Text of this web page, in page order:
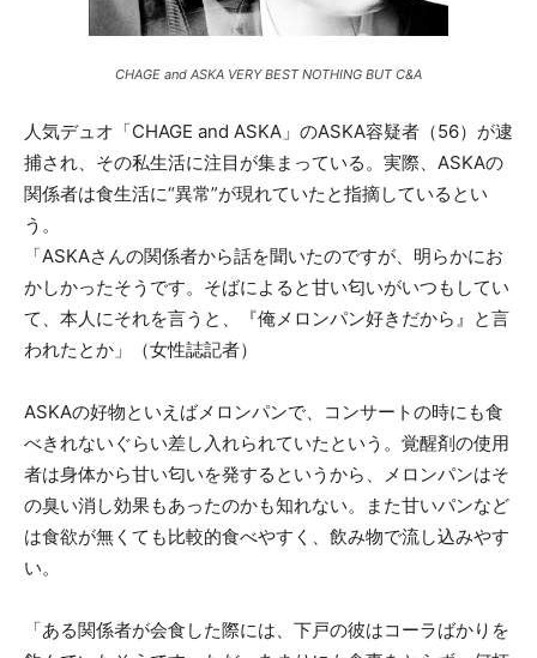
CHAGE and ASKA VERY BEST NOTHING BUT C&A
人気デュオ「CHAGE and ASKA」のASKA容疑者（56）が逮
捕され、その私生活に注目が集まっている。実際、ASKAの
関係者は食生活に“異常”が現れていたと指摘しているとい
う。
「ASKAさんの関係者から話を聞いたのですが、明らかにお
かしかったそうです。そばによると甘い匂いがいつもしてい
て、本人にそれを言うと、『俺メロンパン好きだから』と言
われたとか」（女性誌記者）
ASKAの好物といえばメロンパンで、コンサートの時にも食
べきれないぐらい差し入れられていたという。覚醒剤の使用
者は身体から甘い匂いを発するというから、メロンパンはそ
の臭い消し効果もあったのかも知れない。また甘いパンなど
は食欲が無くても比較的食べやすく、飲み物で流し込みやす
い。
「ある関係者が会食した際には、下戸の彼はコーラばかりを